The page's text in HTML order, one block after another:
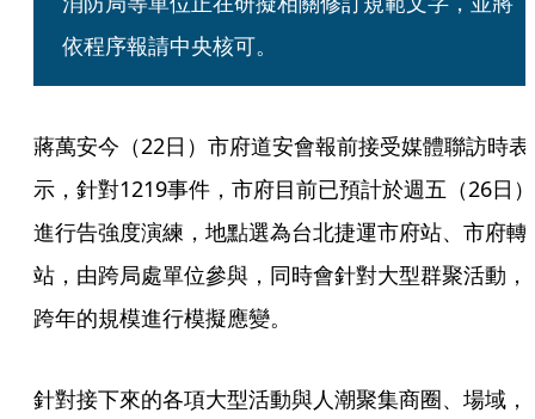
依程序報請中央核可。
蔣萬安今（22日）市府道安會報前接受媒體聯訪時表
示，針對1219事件，市府目前已預計於週五（26日）
進行告強度演練，地點選為台北捷運市府站、市府轉
站，由跨局處單位參與，同時會針對大型群聚活動，
跨年的規模進行模擬應變。
針對接下來的各項大型活動與人潮聚集商圈、場域，